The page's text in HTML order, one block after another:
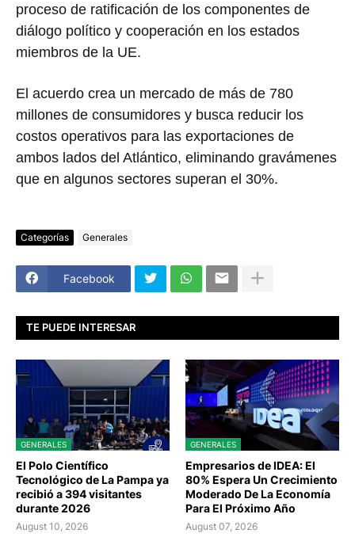
proceso de ratificación de los componentes de
diálogo político y cooperación en los estados
miembros de la UE.
El acuerdo crea un mercado de más de 780
millones de consumidores y busca reducir los
costos operativos para las exportaciones de
ambos lados del Atlántico, eliminando gravámenes
que en algunos sectores superan el 30%.
Categorías Generales
Facebook
TE PUEDE INTERESAR
GENERALES
El Polo Científico
Tecnológico de La Pampa ya
recibió a 394 visitantes
durante 2026
August 10, 2026
GENERALES
Empresarios de IDEA: El
80% Espera Un Crecimiento
Moderado De La Economía
Para El Próximo Año
August 07, 2026